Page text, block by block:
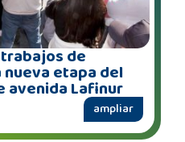
de
etapa del
avenida Lafinur
ampliar